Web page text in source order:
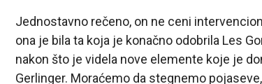
Jednostavno rečeno, on ne ceni
ona je bila ta koja je konačno odobrila Les
nakon što je videla nove elemente koje je
Gerlinger. Moraćemo da stegnemo